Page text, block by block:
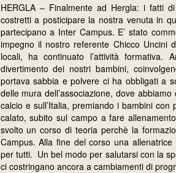
HERGLA – Finalmente ad Hergla: i fatti
costretti a posticipare la nostra venuta in
partecipano a Inter Campus. E’ stato
impegno il nostro referente Chicco Uncini
locali, ha continuato l’attività
divertimento dei nostri bambini,
portava sabbia e polvere ci ha obbligati a
delle mura dell’associazione, dove
calcio e sull’Italia, premiando i bambini
calato, subito sul campo a fare
svolto un corso di teoria perchè la
Campus. Alla fine del corso una
per tutti. Un bel modo per salutarsi con la
ci costringano ancora a cambiamenti di